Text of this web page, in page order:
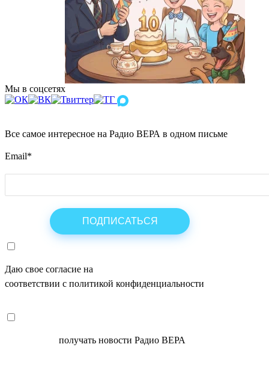
Мы в соцсетях
Все самое интересное на Радио ВЕРА в одном письме
Email*
Даю свое согласие на
соответствии с политикой конфиденциальности
получать новости Радио ВЕРА